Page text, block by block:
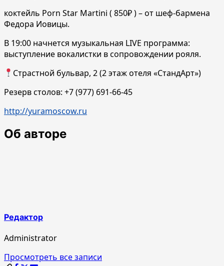
коктейль Porn Star Martini ( 850₽ ) – от шеф-бармена
Федора Иовицы.
В 19:00 начнется музыкальная LIVE программа:
выступление вокалистки в сопровождении рояля.
Страстной бульвар, 2 (2 этаж отеля «СтандАрт»)
Резерв столов: +7 (977) 691-66-45‬
http://yuramoscow.ru
Об авторе
Редактор
Administrator
Просмотреть все записи